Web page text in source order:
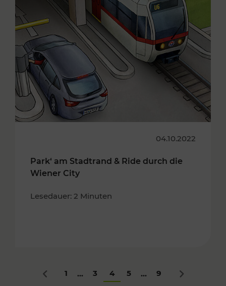
04.10.2022
Park‘ am Stadtrand & Ride durch die
Wiener City
Lesedauer: 2 Minuten
Zurück
1 ... 3 4 5 ... 9 Nächstes